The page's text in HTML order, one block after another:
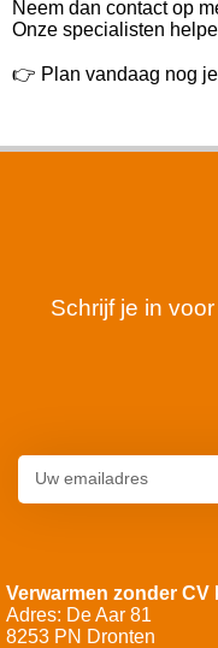
Neem dan contact op
Onze specialisten
👉 Plan vandaag nog
Schrijf je in
Verwarmen zonder
Adres: De Aar 81
8253 PN Dronten